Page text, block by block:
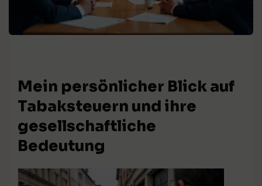
Mein persönlicher Blick auf
Tabaksteuern und ihre
gesellschaftliche
Bedeutung